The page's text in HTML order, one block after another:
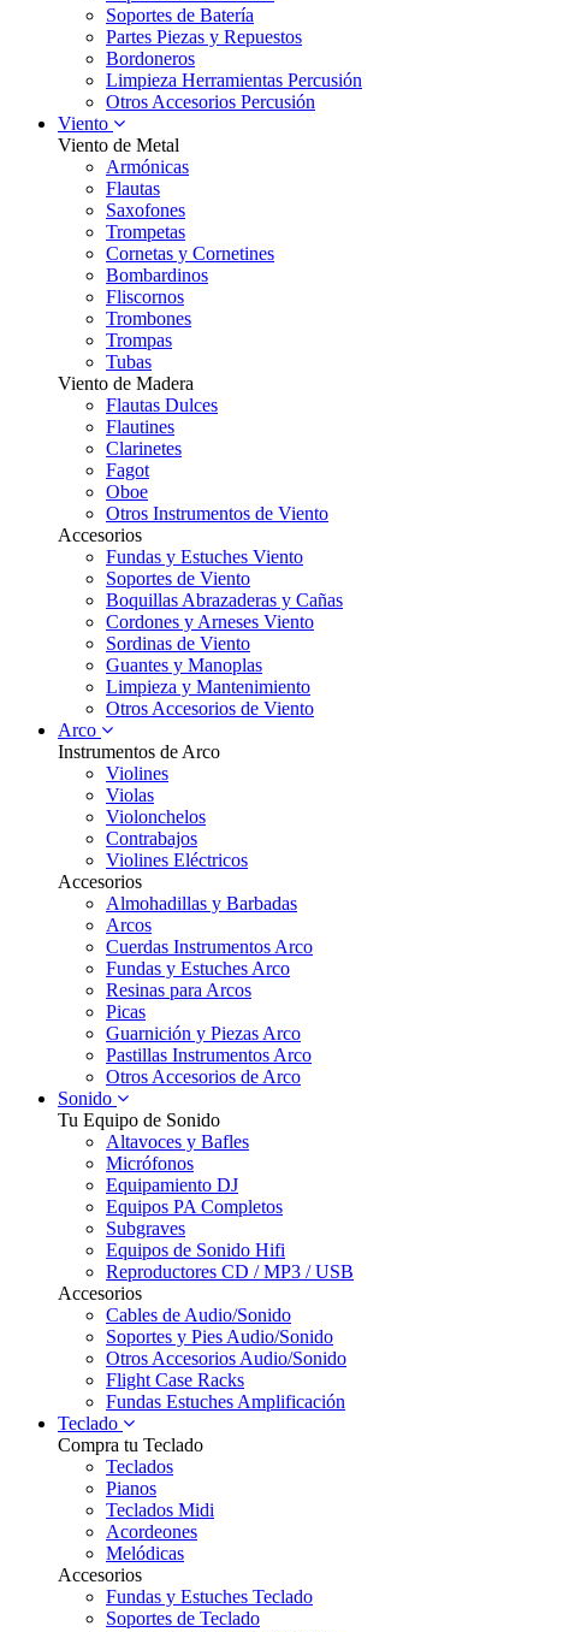
Soportes de Batería
Partes Piezas y Repuestos
Bordoneros
Limpieza Herramientas Percusión
Otros Accesorios Percusión
Viento
Viento de Metal
Armónicas
Flautas
Saxofones
Trompetas
Cornetas y Cornetines
Bombardinos
Fliscornos
Trombones
Trompas
Tubas
Viento de Madera
Flautas Dulces
Flautines
Clarinetes
Fagot
Oboe
Otros Instrumentos de Viento
Accesorios
Fundas y Estuches Viento
Soportes de Viento
Boquillas Abrazaderas y Cañas
Cordones y Arneses Viento
Sordinas de Viento
Guantes y Manoplas
Limpieza y Mantenimiento
Otros Accesorios de Viento
Arco
Instrumentos de Arco
Violines
Violas
Violonchelos
Contrabajos
Violines Eléctricos
Accesorios
Almohadillas y Barbadas
Arcos
Cuerdas Instrumentos Arco
Fundas y Estuches Arco
Resinas para Arcos
Picas
Guarnición y Piezas Arco
Pastillas Instrumentos Arco
Otros Accesorios de Arco
Sonido
Tu Equipo de Sonido
Altavoces y Bafles
Micrófonos
Equipamiento DJ
Equipos PA Completos
Subgraves
Equipos de Sonido Hifi
Reproductores CD / MP3 / USB
Accesorios
Cables de Audio/Sonido
Soportes y Pies Audio/Sonido
Otros Accesorios Audio/Sonido
Flight Case Racks
Fundas Estuches Amplificación
Teclado
Compra tu Teclado
Teclados
Pianos
Teclados Midi
Acordeones
Melódicas
Accesorios
Fundas y Estuches Teclado
Soportes de Teclado